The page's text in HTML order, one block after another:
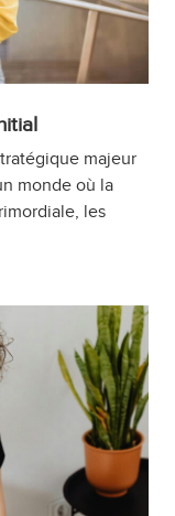
majeur
monde où la
les